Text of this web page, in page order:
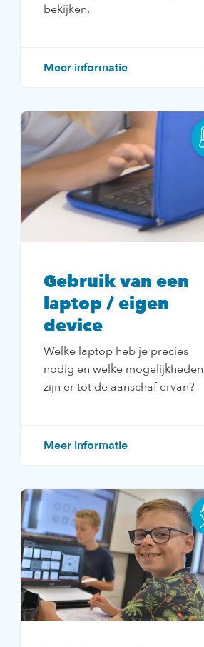
bekijken.
Meer informatie
Gebruik van een
laptop / eigen
device
Welke laptop heb je precies
nodig en welke mogelijkheden
zijn er tot de aanschaf ervan?
Meer informatie